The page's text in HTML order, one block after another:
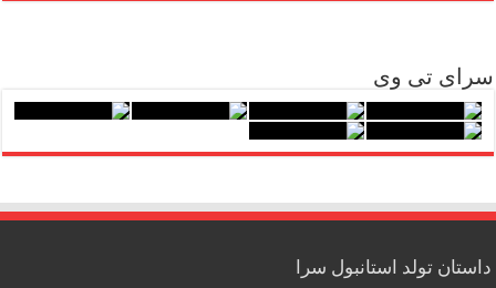
سرای تی وی
داستان تولد استانبول سرا